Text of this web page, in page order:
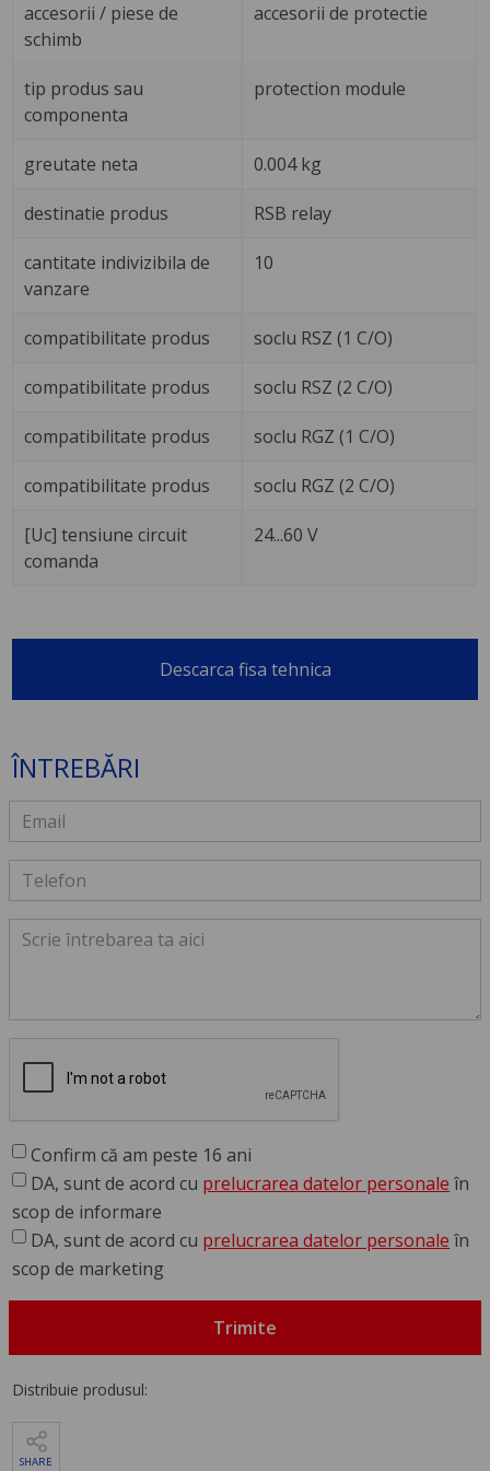
accesorii / piese de
schimb
accesorii de protectie
tip produs sau
componenta
protection module
greutate neta 0.004 kg
destinatie produs RSB relay
cantitate indivizibila de
vanzare
10
compatibilitate produs soclu RSZ (1 C/O)
compatibilitate produs soclu RSZ (2 C/O)
compatibilitate produs soclu RGZ (1 C/O)
compatibilitate produs soclu RGZ (2 C/O)
[Uc] tensiune circuit
comanda
24...60 V
Descarca fisa tehnica
ÎNTREBĂRI
Confirm că am peste 16 ani
DA, sunt de acord cu prelucrarea datelor personale în
scop de informare
DA, sunt de acord cu prelucrarea datelor personale în
scop de marketing
Trimite
Distribuie produsul:
SHARE